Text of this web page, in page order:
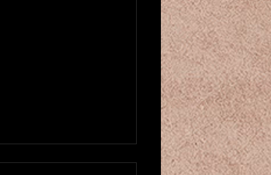
créneau pour cours de danse